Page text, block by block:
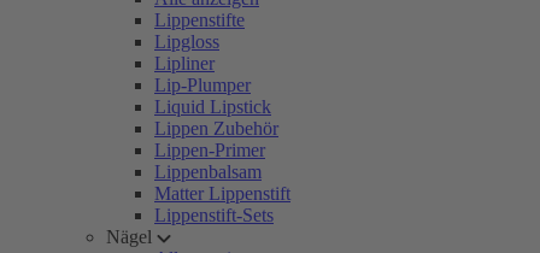
Lippenstifte
Lipgloss
Lipliner
Lip-Plumper
Liquid Lipstick
Lippen Zubehör
Lippen-Primer
Lippenbalsam
Matter Lippenstift
Lippenstift-Sets
Nägel